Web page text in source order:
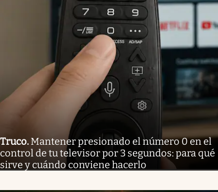
Truco. Mantener presionado el número 0 en el
control de tu televisor por 3 segundos: para qué
sirve y cuándo conviene hacerlo